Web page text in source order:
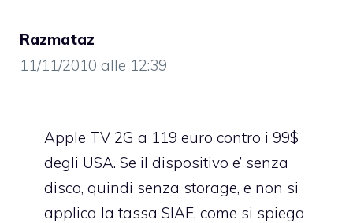
Razmataz
11/11/2010 alle 12:39
Apple TV 2G a 119 euro contro i 99$
degli USA. Se il dispositivo e’ senza
disco, quindi senza storage, e non si
applica la tassa SIAE, come si spiega